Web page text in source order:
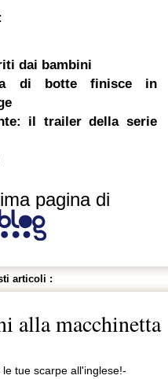
dai bambini
di botte finisce in
il trailer della serie
pagina di
articoli :
alla macchinetta
le tue scarpe all'inglese!-